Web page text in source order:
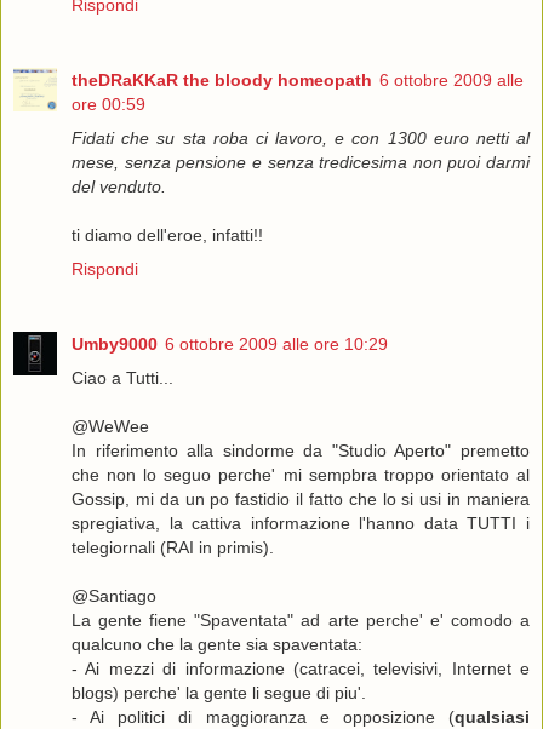
Rispondi
theDRaKKaR the bloody homeopath 6 ottobre 2009 alle
ore 00:59
Fidati che su sta roba ci lavoro, e con 1300 euro netti al
mese, senza pensione e senza tredicesima non puoi darmi
del venduto.
ti diamo dell'eroe, infatti!!
Rispondi
Umby9000 6 ottobre 2009 alle ore 10:29
Ciao a Tutti...
@WeWee
In riferimento alla sindorme da "Studio Aperto" premetto
che non lo seguo perche' mi sempbra troppo orientato al
Gossip, mi da un po fastidio il fatto che lo si usi in maniera
spregiativa, la cattiva informazione l'hanno data TUTTI i
telegiornali (RAI in primis).
@Santiago
La gente fiene "Spaventata" ad arte perche' e' comodo a
qualcuno che la gente sia spaventata:
- Ai mezzi di informazione (catracei, televisivi, Internet e
blogs) perche' la gente li segue di piu'.
- Ai politici di maggioranza e opposizione (qualsiasi